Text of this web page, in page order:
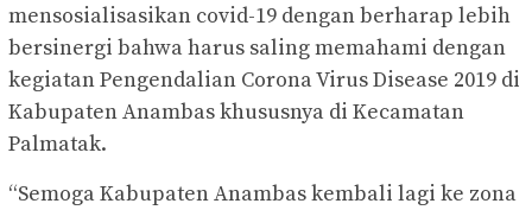
mensosialisasikan covid-19 dengan berharap lebih
bersinergi bahwa harus saling memahami dengan
kegiatan Pengendalian Corona Virus Disease 2019 di
Kabupaten Anambas khususnya di Kecamatan
Palmatak.
“Semoga Kabupaten Anambas kembali lagi ke zona